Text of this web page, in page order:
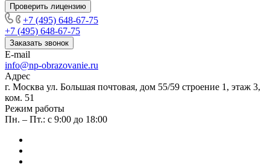
Проверить лицензию
+7 (495) 648-67-75
+7 (495) 648-67-75
Заказать звонок
E-mail
info@np-obrazovanie.ru
Адрес
г. Москва ул. Большая почтовая, дом 55/59 строение 1, этаж 3,
ком. 51
Режим работы
Пн. – Пт.: с 9:00 до 18:00